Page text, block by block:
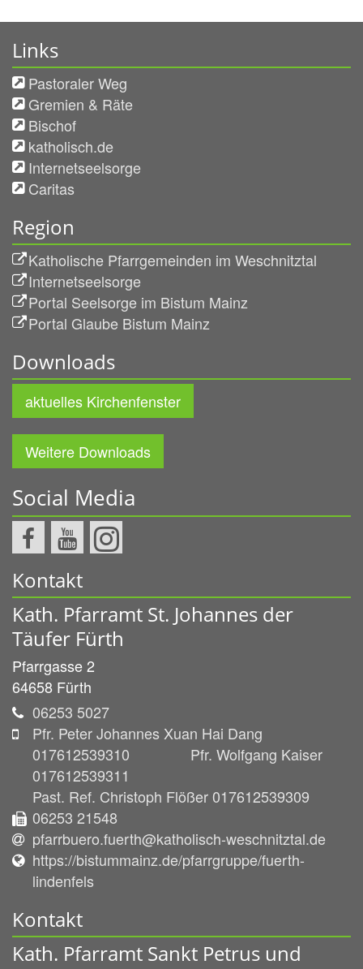
Links
Pastoraler Weg
Gremien & Räte
Bischof
katholisch.de
Internetseelsorge
Caritas
Region
Katholische Pfarrgemeinden im Weschnitztal
Internetseelsorge
Portal Seelsorge im Bistum Mainz
Portal Glaube Bistum Mainz
Downloads
aktuelles Kirchenfenster
Weitere Downloads
Social Media
Kontakt
Kath. Pfarramt St. Johannes der
Täufer Fürth
Pfarrgasse 2
64658 Fürth
06253 5027
Pfr. Peter Johannes Xuan Hai Dang
017612539310 Pfr. Wolfgang Kaiser
017612539311
Past. Ref. Christoph Flößer 017612539309
06253 21548
pfarrbuero.fuerth@katholisch-weschnitztal.de
https://bistummainz.de/pfarrgruppe/fuerth-
lindenfels
Kontakt
Kath. Pfarramt Sankt Petrus und